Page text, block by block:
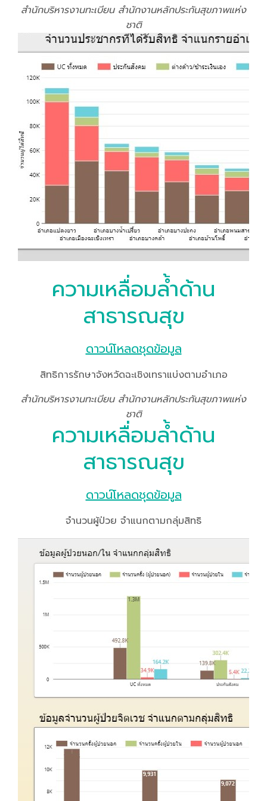
สำนักบริหารงานทะเบียน สำนักงานหลักประกันสุขภาพแห่ง
ชาติ
ความเหลื่อมล้ำด้าน
สาธารณสุข
ดาวน์โหลดชุดข้อมูล
สิทธิการรักษาจังหวัดฉะเชิงเทราแบ่งตามอำเภอ
สำนักบริหารงานทะเบียน สำนักงานหลักประกันสุขภาพแห่ง
ชาติ
ความเหลื่อมล้ำด้าน
สาธารณสุข
ดาวน์โหลดชุดข้อมูล
จำนวนผู้ป่วย จำแนกตามกลุ่มสิทธิ